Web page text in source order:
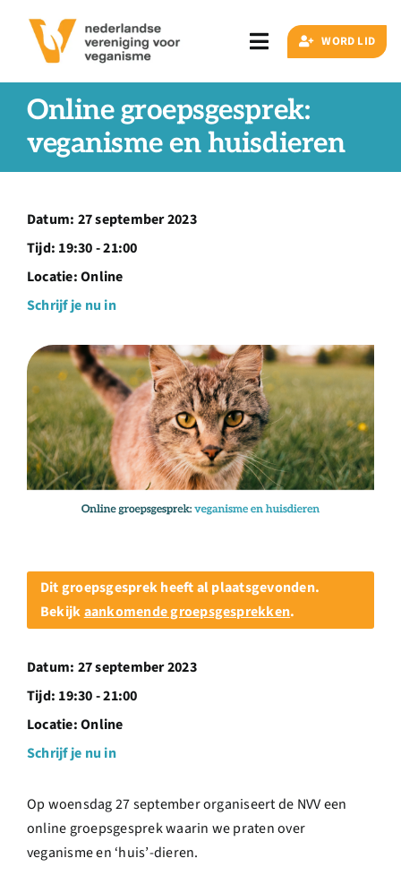
inhoud
Toggle
Navigation
Zoeken
naar:
Veganisme
Doe ook mee
Over ons
Ondernemer
Doneren
English
WORD LID
Online groepsgesprek:
veganisme en huisdieren
Datum: 27 september 2023
Tijd: 19:30 - 21:00
Locatie:Online
Schrijf je nu in
Dit groepsgesprek heeft al plaatsgevonden.
Bekijkaankomende groepsgesprekken.
Datum: 27 september 2023
Tijd: 19:30 - 21:00
Locatie:Online
Schrijf je nu in
Op woensdag 27 september organiseert de NVV een
online groepsgesprek waarin we praten over
veganisme en ‘huis’-dieren.